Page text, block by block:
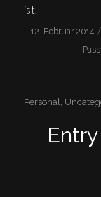
ist.
12. Februar 2014 /
Personal